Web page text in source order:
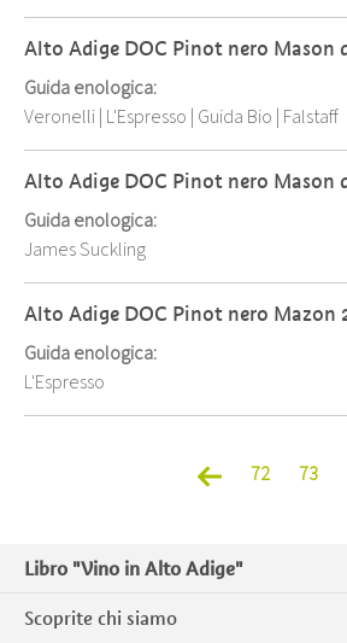
Alto Adige DOC Pinot nero Mason
Guida enologica:
Veronelli| L'Espresso | Guida Bio | Falstaff
Alto Adige DOC Pinot nero Mason
Guida enologica:
James Suckling
Alto Adige DOC Pinot nero Mazon
Guida enologica:
L'Espresso
72 73
Libro "Vino in Alto Adige"
Scoprite chi siamo